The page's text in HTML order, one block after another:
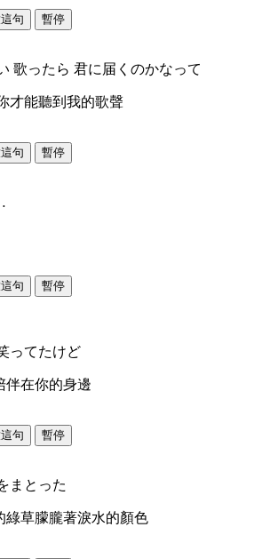
句 暫停
歌ったら 君に届くのかなって
才能聽到我的歌聲
句 暫停
句 暫停
ってたけど
伴在你的身邊
句 暫停
まとった
綠草朦朧著淚水的顏色